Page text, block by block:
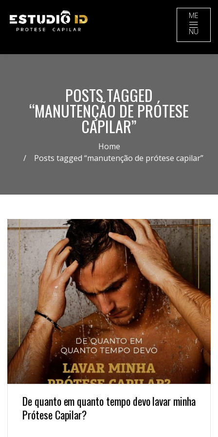
ME
NU
POSTS TAGGED
“MANUTENÇÃO DE PRÓTESE
CAPILAR”
Home
Posts tagged “manutenção de prótese capilar”
De quanto em quanto tempo devo lavar minha
Prótese Capilar?